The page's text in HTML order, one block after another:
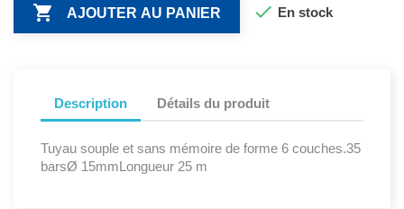
 AJOUTER AU PANIER  En stock
Description Détails du produit
Tuyau souple et sans mémoire de forme 6 couches.35
barsØ 15mmLongueur 25 m